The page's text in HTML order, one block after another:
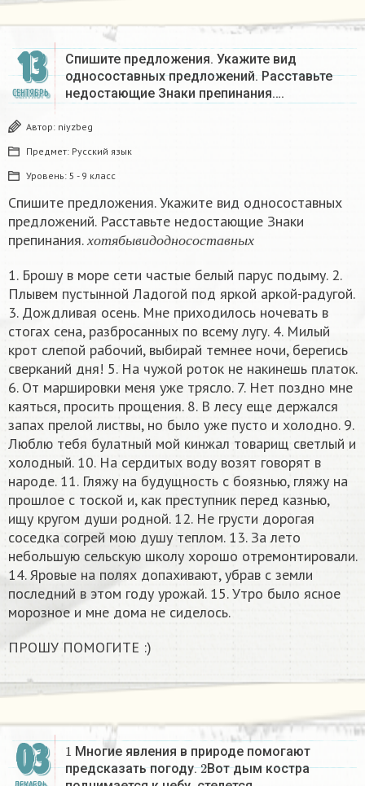
13
СЕНТЯБРЬ
Спишите предложения. Укажите вид
односоставных предложений. Расставьте
недостающие Знаки препинания….
Автор: niyzbeg
Предмет: Русский язык
Уровень: 5 - 9 класс
Спишите предложения. Укажите вид односоставных
предложений. Расставьте недостающие Знаки
препинания.х о тя б ыв и д о д н о с о с т а в н ых
хо тябывидо дносоставных
1. Брошу в море сети частые белый парус подыму. 2.
Плывем пустынной Ладогой под яркой аркой-радугой.
3. Дождливая осень. Мне приходилось ночевать в
стогах сена, разбросанных по всему лугу. 4. Милый
крот слепой рабочий, выбирай темнее ночи, берегись
сверканий дня! 5. На чужой роток не накинешь платок.
6. От маршировки меня уже трясло. 7. Нет поздно мне
каяться, просить прощения. 8. В лесу еще держался
запах прелой листвы, но было уже пусто и холодно. 9.
Люблю тебя булатный мой кинжал товарищ светлый и
холодный. 10. На сердитых воду возят говорят в
народе. 11. Гляжу на будущность с боязнью, гляжу на
прошлое с тоской и, как преступник перед казнью,
ищу кругом души родной. 12. Не грусти дорогая
соседка согрей мою душу теплом. 13. За лето
небольшую сельскую школу хорошо отремонтировали.
14. Яровые на полях допахивают, убрав с земли
последний в этом году урожай. 15. Утро было ясное
морозное и мне дома не сиделось.
ПРОШУ ПОМОГИТЕ :)
03 1 Многие явления в природе помогают
предсказать погоду.2Вот дым костра